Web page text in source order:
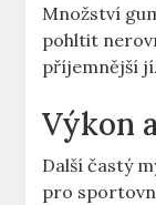
Množství
pohltit
příjemnější
Výkon
Další častý
pro